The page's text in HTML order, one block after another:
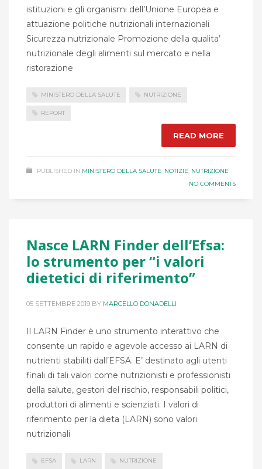
istituzioni e gli organismi dell’Unione Europea e
attuazione politiche nutrizionali internazionali
Sicurezza nutrizionale Promozione della qualita’
nutrizionale degli alimenti sul mercato e nella
ristorazione
MINISTERO DELLA SALUTE NUTRIZIONE
REPORT
READ MORE
PUBLISHED IN MINISTERO DELLA SALUTE, NOTIZIE, NUTRIZIONE
NO COMMENTS
Nasce LARN Finder dell’Efsa:
lo strumento per “i valori
dietetici di riferimento”
05 SETTEMBRE 2019 BY MARCELLO DONADELLI
Il LARN Finder è uno strumento interattivo che
consente un rapido e agevole accesso ai LARN di
nutrienti stabiliti dall’EFSA. E’ destinato agli utenti
finali di tali valori come nutrizionisti e professionisti
della salute, gestori del rischio, responsabili politici,
produttori di alimenti e scienziati. I valori di
riferimento per la dieta (LARN) sono valori
nutrizionali
EFSA LARN NUTRIZIONE